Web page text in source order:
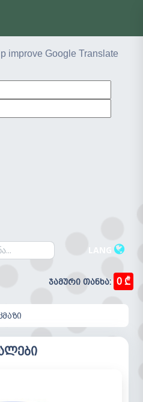
improve Google Translate
ჯამური თანხა: 0 ₾